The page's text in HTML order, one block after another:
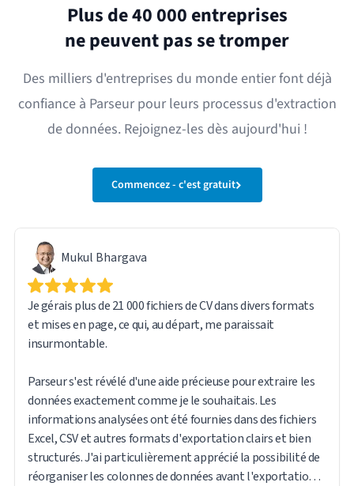
Plus de 40 000 entreprises
ne peuvent pas se tromper
Des milliers d'entreprises du monde entier font déjà
confiance à Parseur pour leurs processus d'extraction
de données. Rejoignez-les dès aujourd'hui !
Commencez - c'est gratuit
Mukul Bhargava
Je gérais plus de 21 000 fichiers de CV dans divers formats
et mises en page, ce qui, au départ, me paraissait
insurmontable.
Parseur s'est révélé d'une aide précieuse pour extraire les
données exactement comme je le souhaitais. Les
informations analysées ont été fournies dans des fichiers
Excel, CSV et autres formats d'exportation clairs et bien
structurés. J'ai particulièrement apprécié la possibilité de
réorganiser les colonnes de données avant l'exportation.